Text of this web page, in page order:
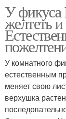
У фикуса
желтеть и
У комнатного
естественным
меняет свою
верхушка